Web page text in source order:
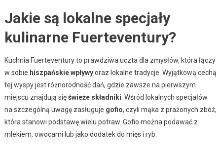
Jakie są lokalne specjały
kulinarne Fuerteventury?
Kuchnia Fuerteventury to prawdziwa uczta dla zmysłów, która łączy
w sobie hiszpańskie wpływyoraz lokalne tradycje. Wyjątkową cechą
tej wyspy jest różnorodność dań, gdzie zawsze na pierwszym
miejscu znajdują sięświeże składniki . Wśród lokalnych specjałów
na szczególną uwagę zasługuje gofio, czyli mąka z prażonych zbóż,
która stanowi podstawę wielu potraw. Gofio można podawać z
mlekiem, owocami lub jako dodatek do mięs i ryb.